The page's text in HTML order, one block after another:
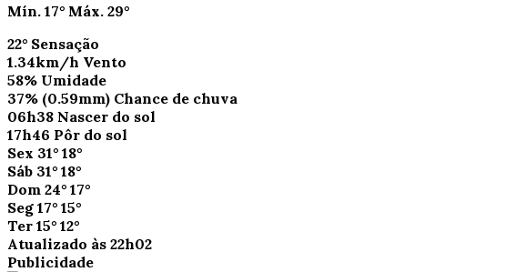
Mín. 17° Máx. 29°
22° Sensação
1.34km/h Vento
58% Umidade
37% (0.59mm) Chance de chuva
06h38 Nascer do sol
17h46 Pôr do sol
Sex 31° 18°
Sáb 31° 18°
Dom 24° 17°
Seg 17° 15°
Ter 15° 12°
Atualizado às 22h02
Publicidade